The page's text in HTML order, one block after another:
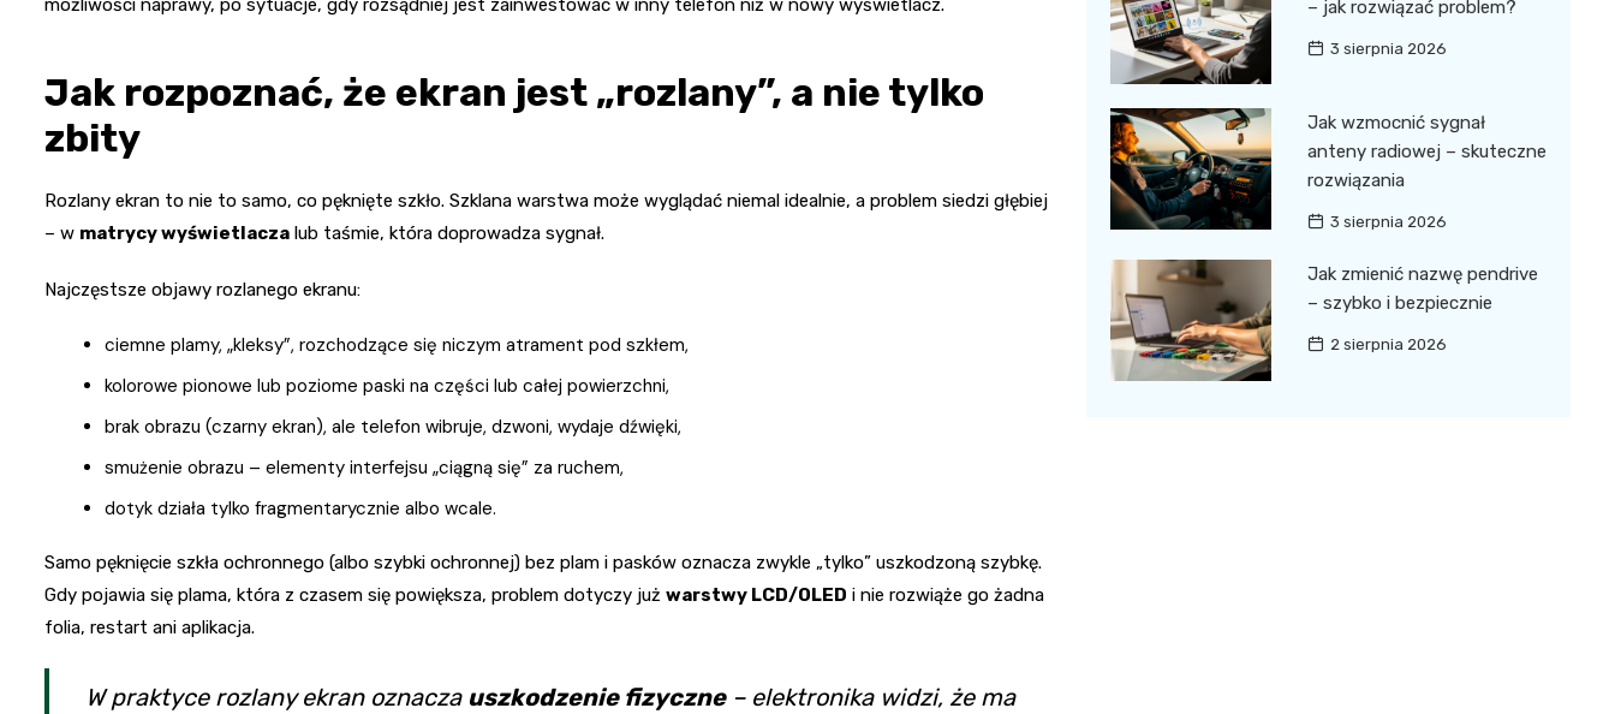
Jak rozpoznać, że ekran jest „rozlany”, a nie tylko
zbity
Rozlany ekran to nie to samo, co pęknięte szkło. Szklana warstwa może wyglądać niemal idealnie, a problem siedzi głębiej
– w matrycy wyświetlacza lub taśmie, która doprowadza sygnał.
Najczęstsze objawy rozlanego ekranu:
ciemne plamy, „kleksy”, rozchodzące się niczym atrament pod szkłem,
kolorowe pionowe lub poziome paski na części lub całej powierzchni,
brak obrazu (czarny ekran), ale telefon wibruje, dzwoni, wydaje dźwięki,
smużenie obrazu – elementy interfejsu „ciągną się” za ruchem,
dotyk działa tylko fragmentarycznie albo wcale.
Samo pęknięcie szkła ochronnego (albo szybki ochronnej) bez plam i pasków oznacza zwykle „tylko” uszkodzoną szybkę.
Gdy pojawia się plama, która z czasem się powiększa, problem dotyczy już warstwy LCD/OLED i nie rozwiąże go żadna
folia, restart ani aplikacja.
W praktyce rozlany ekran oznacza uszkodzenie fizyczne– elektronika widzi, że ma
– jak rozwiązać problem?
3 sierpnia 2026
Jak wzmocnić sygnał
anteny radiowej – skuteczne
rozwiązania
3 sierpnia 2026
Jak zmienić nazwę pendrive
– szybko i bezpiecznie
2 sierpnia 2026